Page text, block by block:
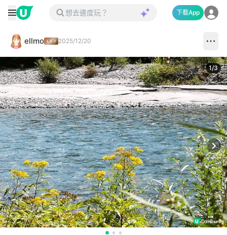
下載App
ellmo 2025/12/20
1/3